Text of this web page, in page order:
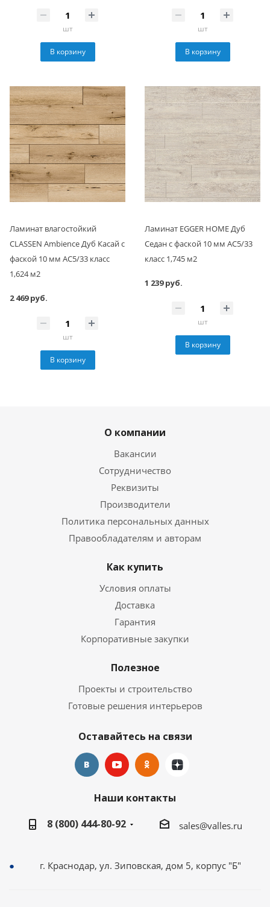
шт
В корзину
шт
В корзину
Ламинат влагостойкий
CLASSEN Ambience Дуб Касай с
фаской 10 мм АС5/33 класс
1,624 м2
2 469 руб.
шт
В корзину
Ламинат EGGER HOME Дуб
Седан с фаской 10 мм АС5/33
класс 1,745 м2
1 239 руб.
шт
В корзину
О компании
Вакансии
Сотрудничество
Реквизиты
Производители
Политика персональных данных
Правообладателям и авторам
Как купить
Условия оплаты
Доставка
Гарантия
Корпоративные закупки
Полезное
Проекты и строительство
Готовые решения интерьеров
Оставайтесь на связи
Наши контакты
8 (800) 444-80-92
sales@valles.ru
г. Краснодар, ул. Зиповская, дом 5, корпус "Б"